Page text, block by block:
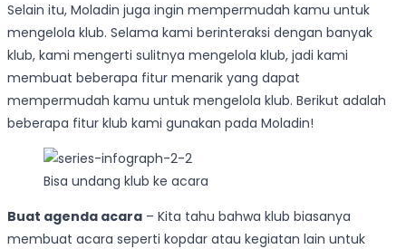
Selain itu, Moladin juga ingin mempermudah kamu untuk
mengelola klub. Selama kami berinteraksi dengan banyak
klub, kami mengerti sulitnya mengelola klub, jadi kami
membuat beberapa fitur menarik yang dapat
mempermudah kamu untuk mengelola klub. Berikut adalah
beberapa fitur klub kami gunakan pada Moladin!
Bisa undang klub ke acara
Buat agenda acara – Kita tahu bahwa klub biasanya
membuat acara seperti kopdar atau kegiatan lain untuk